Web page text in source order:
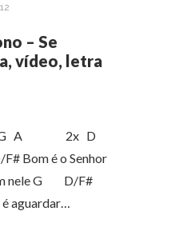
– Se
vídeo, letra
D G A 2x D
é o Senhor
nele G D/F#
aguardar…